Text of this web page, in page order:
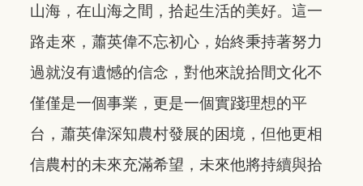
山海，在山海之間，拾起生活的美好。這一
路走來，蕭英偉不忘初心，始終秉持著努力
過就沒有遺憾的信念，對他來說拾間文化不
僅僅是一個事業，更是一個實踐理想的平
台，蕭英偉深知農村發展的困境，但他更相
信農村的未來充滿希望，未來他將持續與拾